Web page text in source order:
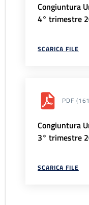
Congiuntura
4° trimestre
SCARICA FILE
PDF
Congiuntura
3° trimestre
SCARICA FILE